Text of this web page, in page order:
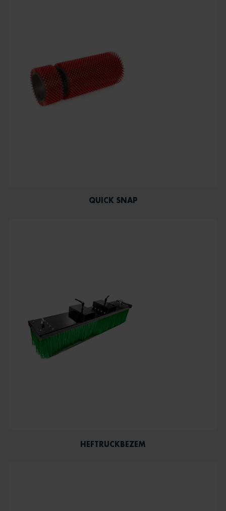
QUICK SNAP
HEFTRUCKBEZEM